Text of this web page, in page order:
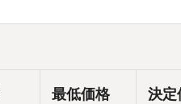
最低価格
決定